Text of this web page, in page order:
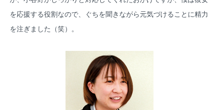
を応援する役割なので、ぐちを聞きながら元気づけることに精力
を注ぎました（笑）。